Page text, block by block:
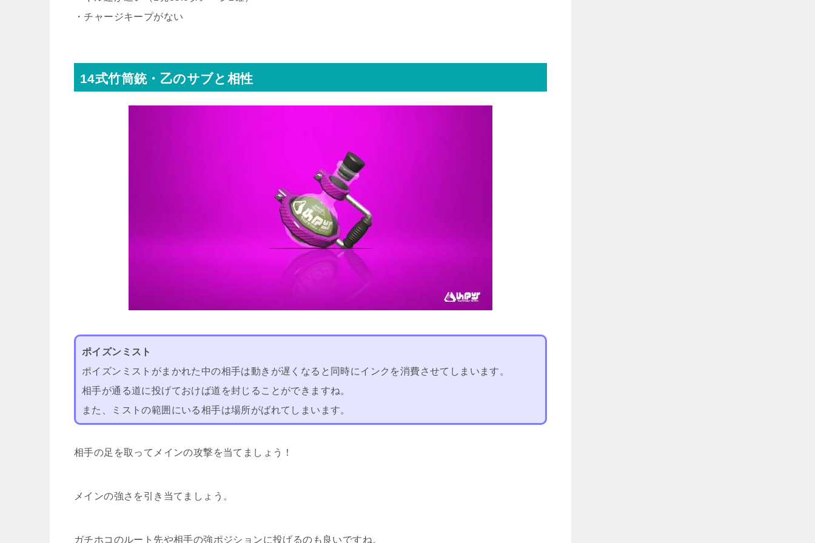
・チャージキープがない
14式竹筒銃・乙のサブと相性
ポイズンミスト
ポイズンミストがまかれた中の相手は動きが遅くなると同時にインクを消費させてしまいます。
相手が通る道に投げておけば道を封じることができますね。
また、ミストの範囲にいる相手は場所がばれてしまいます。
相手の足を取ってメインの攻撃を当てましょう！
メインの強さを引き当てましょう。
ガチホコのルート先や相手の強ポジションに投げるのも良いですね。